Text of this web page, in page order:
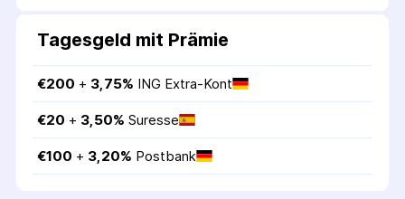
Tagesgeld mit Prämie
€200 + 3,75% ING Extra-Kont
€20 + 3,50% Suresse
€100 + 3,20% Postbank